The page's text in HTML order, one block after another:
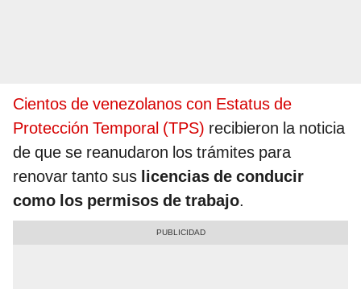
Cientos de venezolanos con Estatus de
Protección Temporal (TPS) recibieron la noticia
de que se reanudaron los trámites para
renovar tanto sus licencias de conducir
como los permisos de trabajo.